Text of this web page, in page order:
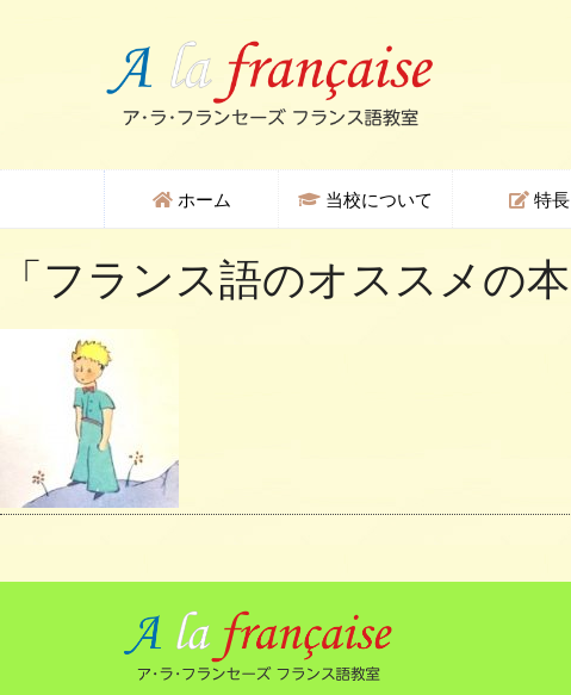
ホーム 当校について 特長
「フランス語のオススメの本